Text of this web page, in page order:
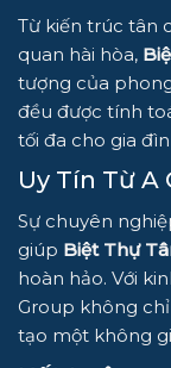
Từ kiến trúc tân
quan hài hòa,
tượng của
đều được tính
tối đa cho gia
Uy Tín Từ A
Sự chuyên
giúp Biệt Thự
hoàn hảo. Với
Group không
tạo một không